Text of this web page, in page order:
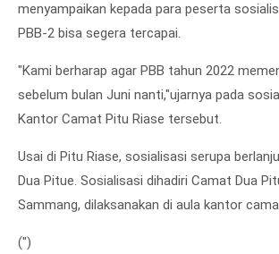
menyampaikan kepada para peserta
PBB-2 bisa segera tercapai.
"Kami berharap agar PBB tahun 2022
sebelum bulan Juni nanti,"ujarnya pada
Kantor Camat Pitu Riase tersebut.
Usai di Pitu Riase, sosialisasi serupa
Dua Pitue. Sosialisasi dihadiri Camat Dua
Sammang, dilaksanakan di aula kantor
(")